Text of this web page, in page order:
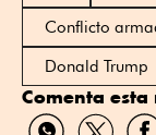
Conflicto
Donald Trump
Comenta esta